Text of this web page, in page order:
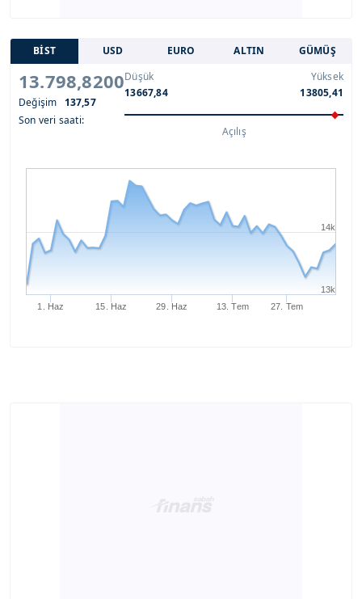
BİST USD EURO ALTIN GÜMÜŞ
13.798,8200
Değişim 137,57
Son veri saati:
Düşük
13667,84
Yüksek
13805,41
Açılış
1. Haz 15. Haz 29. Haz 13. Tem 27. Tem
13k
14k